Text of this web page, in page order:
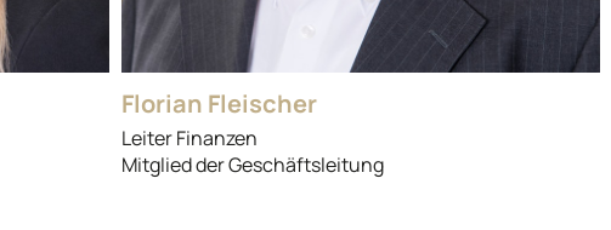
Florian Fleischer
Leiter Finanzen
Mitglied der Geschäftsleitung